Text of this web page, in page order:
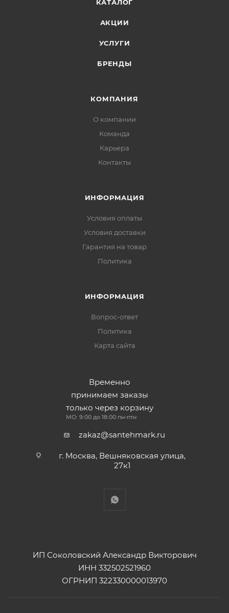
КАТАЛОГ
АКЦИИ
УСЛУГИ
БРЕНДЫ
КОМПАНИЯ
О компании
Команда
Карьера
Контакты
ИНФОРМАЦИЯ
Условия оплаты
Условия доставки
Гарантия на товар
Политика
ИНФОРМАЦИЯ
Вопрос-ответ
Политика
Карта сайта
Временно
принимаем заказы
только через корзину
МО: 9:00 до 18:00 пн-птн
zakaz@santehmark.ru
г. Москва, Вешняковская улица,
27к1
ИП Соколовский Александр Викторович
ИНН 332502521960
ОГРНИП 322330000013970